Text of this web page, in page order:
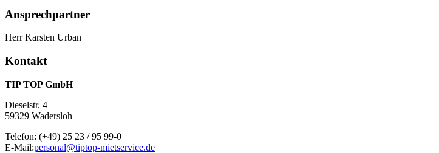
Ansprechpartner
Herr Karsten Urban
Kontakt
TIP TOP GmbH
Dieselstr. 4
59329 Wadersloh
Telefon: (+49) 25 23 / 95 99-0
E-Mail:personal@tiptop-mietservice.de